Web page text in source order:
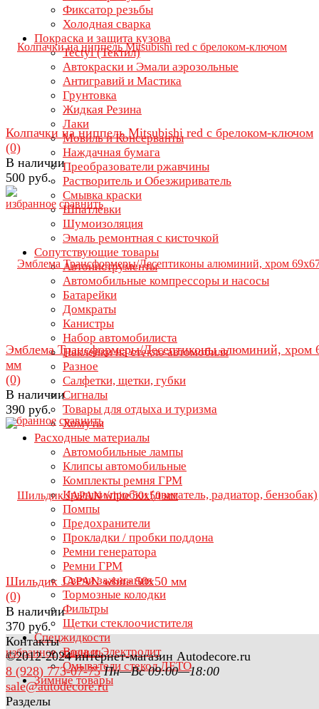
Фиксатор резьбы
Холодная сварка
Покраска и защита кузова
Tectyl (Тектил)
Автокраски и Эмали аэрозольные
Антигравий и Мастика
Грунтовка
Жидкая Резина
Лаки
Мовиль и Консерванты
Наждачная бумага
Преобразователи ржавчины
Растворитель и Обезжириватель
Смывка краски
Шпатлевки
Шумоизоляция
Эмаль ремонтная с кисточкой
Сопутствующие товары
Автоинструменты
Автомобильные компрессоры и насосы
Батарейки
Домкраты
Канистры
Набор автомобилиста
Наклейки на стекло автомобиля
Разное
Салфетки, щетки, губки
Сигналы
Товары для отдыха и туризма
Хомуты
Расходные материалы
Автомобильные лампы
Клипсы автомобильные
Комплекты ремня ГРМ
Крышки/пробки (двигатель, радиатор, бензобак)
Помпы
Предохранители
Прокладки / пробки поддона
Ремни генератора
Ремни ГРМ
Свечи зажигания
Тормозные колодки
Фильтры
Щетки стеклоочистителя
Спецжидкости
Вода и Электролит
Омыватели стекол ЛЕТО
Зимние товары
избранное сравнить
Колпачки на ниппель Mitsubishi red с брелоком-ключом
(0)
В наличии
500 руб.
избранное сравнить
Эмблема Трансформеры/Десептиконы алюминий, хром
мм
(0)
В наличии
390 руб.
избранное сравнить
Шильдик JAPAN white 50x50 мм
(0)
В наличии
370 руб.
Контакты
©2012-2024 интернет-магазин Autodecore.ru
8 (928) 773-07-75 Пн—Вс 09:00—18:00
sale@autodecore.ru
Разделы